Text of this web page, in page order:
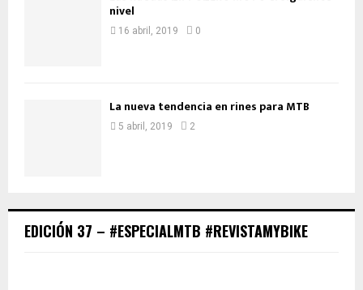
nivel
16 abril, 2019 0
La nueva tendencia en rines para MTB
5 abril, 2019 2
EDICIÓN 37 – #ESPECIALMTB #REVISTAMYBIKE